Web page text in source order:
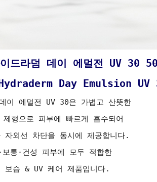
드라덤 데이 에멀전 UV 30
Day Emulsion UV
이 에멀전 UV 30은 가볍고 산뜻한
형으로 피부에 빠르게 흡수되어
자외선 차단을 동시에 제공합니다.
보통·건성 피부에 모두 적합한
보습 & UV 케어 제품입니다.